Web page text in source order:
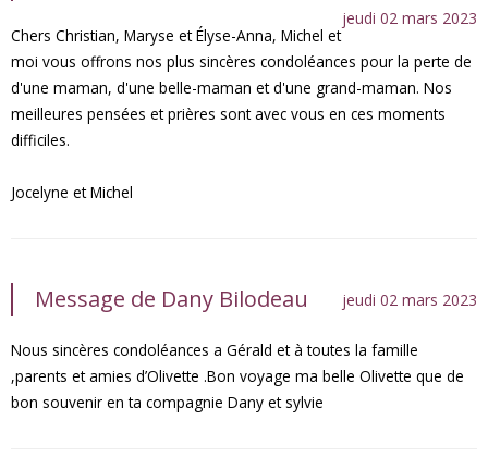
jeudi 02 mars 2023
Chers Christian, Maryse et Élyse-Anna, Michel et
moi vous offrons nos plus sincères condoléances pour la perte de
d'une maman, d'une belle-maman et d'une grand-maman. Nos
meilleures pensées et prières sont avec vous en ces moments
difficiles.
Jocelyne et Michel
Message de Dany Bilodeau jeudi 02 mars 2023
Nous sincères condoléances a Gérald et à toutes la famille
,parents et amies d’Olivette .Bon voyage ma belle Olivette que de
bon souvenir en ta compagnie Dany et sylvie